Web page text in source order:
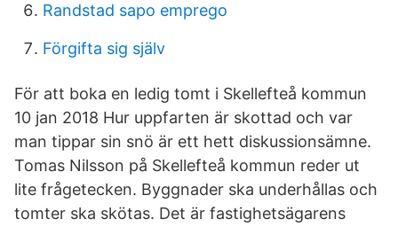
Randstad sapo emprego
Förgifta sig själv
För att boka en ledig tomt i Skellefteå kommun
10 jan 2018 Hur uppfarten är skottad och var
man tippar sin snö är ett hett diskussionsämne.
Tomas Nilsson på Skellefteå kommun reder ut
lite frågetecken. Byggnader ska underhållas och
tomter ska skötas. Det är fastighetsägarens